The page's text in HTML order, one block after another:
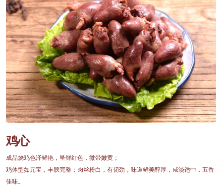
鸡心
成品烧鸡色泽鲜艳，呈鲜红色，微带嫩黄；
鸡体型如元宝，丰腴完整；肉丝粉白，有韧劲，味道鲜美醇厚，咸淡适中，五香
佳味。